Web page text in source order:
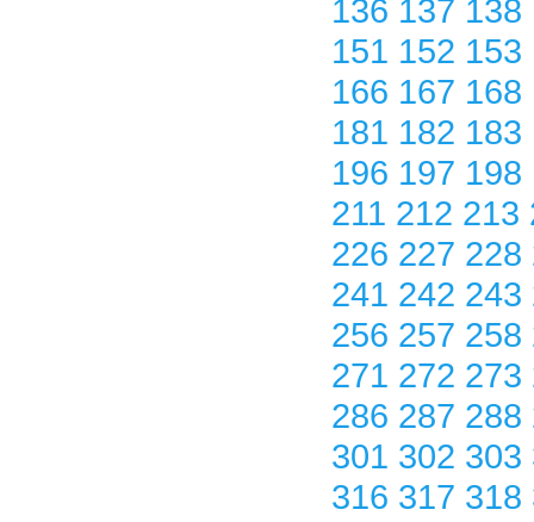
136 137 138
151 152 153
166 167 168
181 182 183
196 197 198
211 212 213
226 227 228
241 242 243
256 257 258
271 272 273
286 287 288
301 302 303
316 317 318